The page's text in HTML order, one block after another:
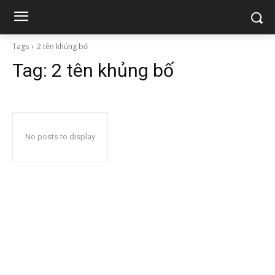
Tags 2 tên khủng bố
Tag: 2 tên khủng bố
No posts to display